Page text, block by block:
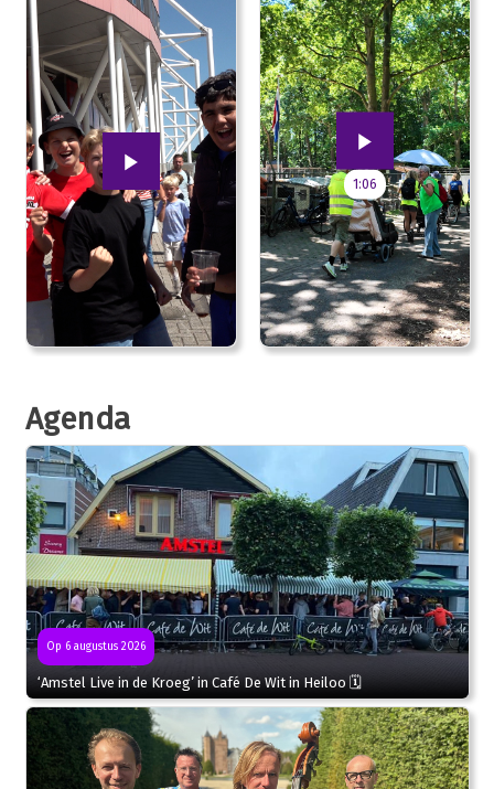
1:06
Agenda
Op 6 augustus 2026
‘Amstel Live in de Kroeg’ in Café De Wit in Heiloo 🗓